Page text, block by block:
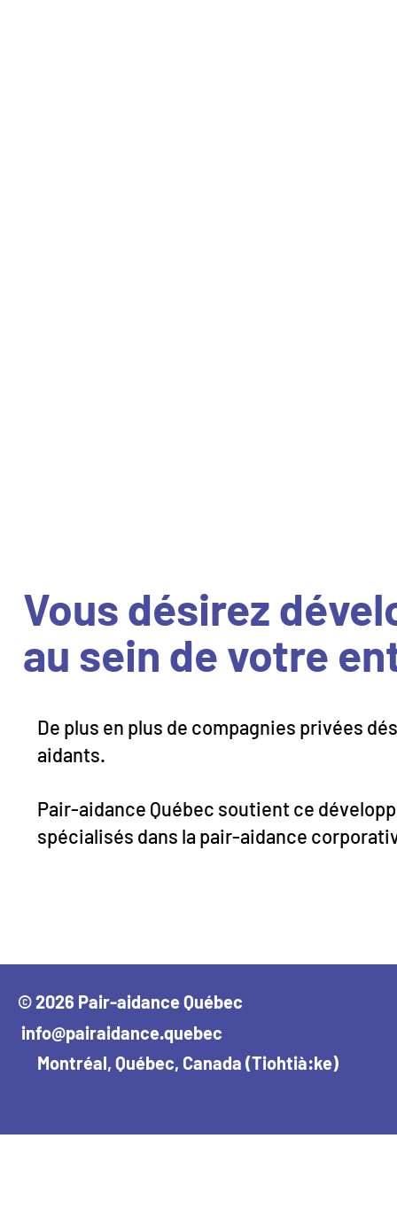
Vous désirez
au sein de votre
De plus en plus de compagnies privées
aidants.
Pair-aidance Québec soutient ce
spécialisés dans la pair-aidance
© 2026 Pair-aidance Québec
info@pairaidance.quebec
Montréal, Québec, Canada (Tiohtià:ke)